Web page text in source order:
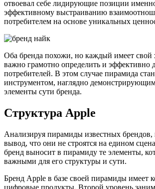
отвоевал себе лидирующие позиции
эффективному выстраиванию
потребителем на основе уникальных
Оба бренда похожи, но каждый имеет свой
важно грамотно определить и эффективно
потребителей. В этом случае пирамида
инструментом, наглядно
элементы сути бренда.
Структура Apple
Анализируя пирамиды известных брендов,
вывод, что они не строятся на едином
бренд выносит в пирамиду те элементы,
важными для его структуры и сути.
Бренд Apple в базе своей пирамиды имеет
цифровые продукты. Второй уровень